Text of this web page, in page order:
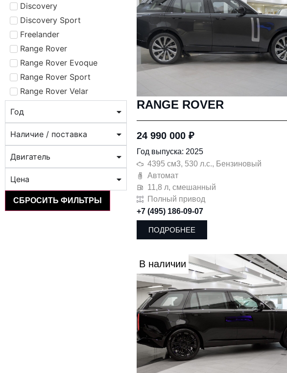
Discovery
Discovery Sport
Freelander
Range Rover
Range Rover Evoque
Range Rover Sport
Range Rover Velar
Год
Наличие / поставка
Двигатель
Цена
СБРОСИТЬ ФИЛЬТРЫ
RANGE ROVER
24 990 000 ₽
Год выпуска: 2025
4395 см3, 530 л.с., Бензиновый
Автомат
11,8 л, смешанный
Полный привод
+7 (495) 186-09-07
ПОДРОБНЕЕ
В наличии